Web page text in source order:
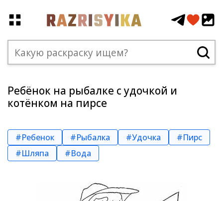
Ребёнок на рыбалке с удочкой и
котёнком на пирсе
#Ребенок #Рыбалка #Удочка
#Пирс
#Шляпа
#Вода